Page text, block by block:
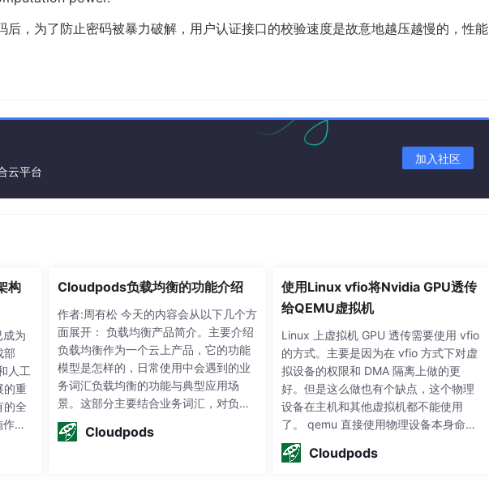
，为了防止密码被暴力破解，用户认证接口的校验速度是故意地越压越慢的，性能
云平台
加入社区
构
为
部
人工
的重
的全
为I
字
业
Cloudpods负载均衡的功能介绍
作者:周有松 今天的内容会从以下几个方
面展开： 负载均衡产品简介。主要介绍
负载均衡作为一个云上产品，它的功能
模型是怎样的，日常使用中会遇到的业
务词汇负载均衡的功能与典型应用场
景。这部分主要结合业务词汇，对负载
均衡服务中常见的一些功能选项进行介
绍，并举例介绍一些典型的应用场景最
Cloudpods
使用Linux vfio将Nvidia GPU透传
给QEMU虚拟机
Linux 上虚拟机 GPU 透传需要使用 vfio
的方式。主要是因为在 vfio 方式下对虚
拟设备的权限和 DMA 隔离上做的更
好。但是这么做也有个缺点，这个物理
设备在主机和其他虚拟机都不能使用
了。 qemu 直接使用物理设备本身命令
行是很简单的，关键在于事先在主机上
对系统、内核和物理设备的一些配置。
Cloudpods